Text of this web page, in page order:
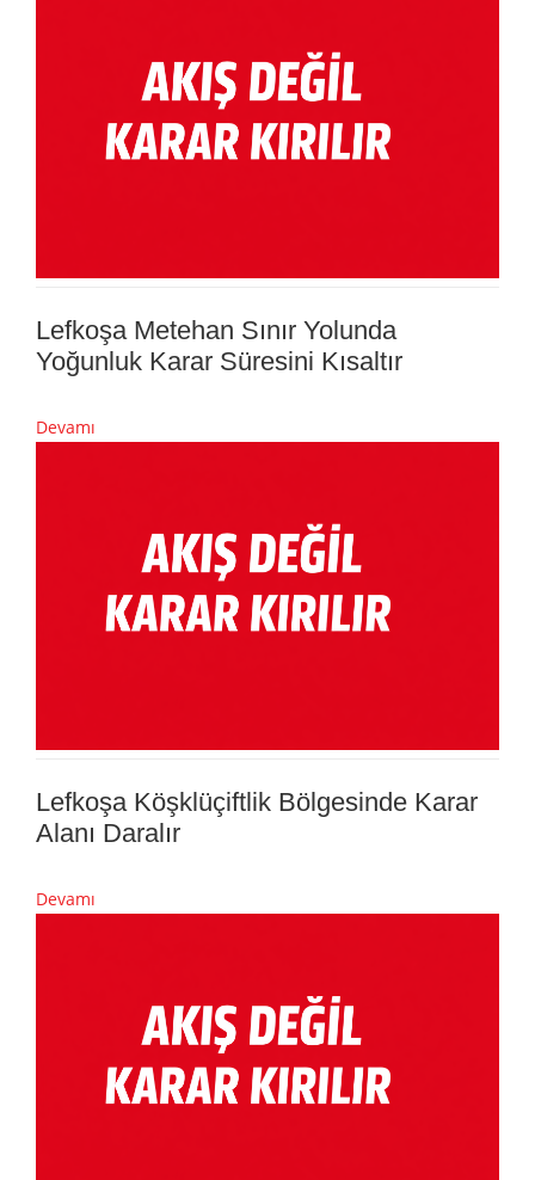
Lefkoşa Metehan Sınır Yolunda
Yoğunluk Karar Süresini Kısaltır
Devamı
Lefkoşa Köşklüçiftlik Bölgesinde Karar
Alanı Daralır
Devamı